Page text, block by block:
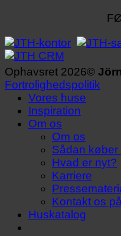
Ophavsret 2026©
Fortrolighedspolitik
Vores huse
Inspiration
Om os
Om os
Sådan køber
Hvad er nyt?
Karriere
Kontakt os på
Huskatalog